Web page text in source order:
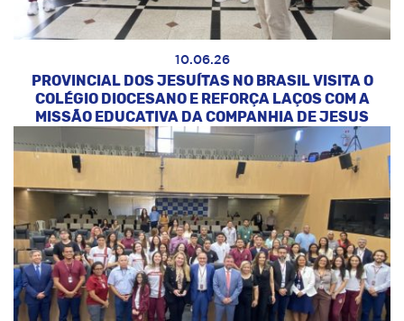
10.06.26
PROVINCIAL DOS JESUÍTAS NO BRASIL VISITA O
COLÉGIO DIOCESANO E REFORÇA LAÇOS COM A
MISSÃO EDUCATIVA DA COMPANHIA DE JESUS